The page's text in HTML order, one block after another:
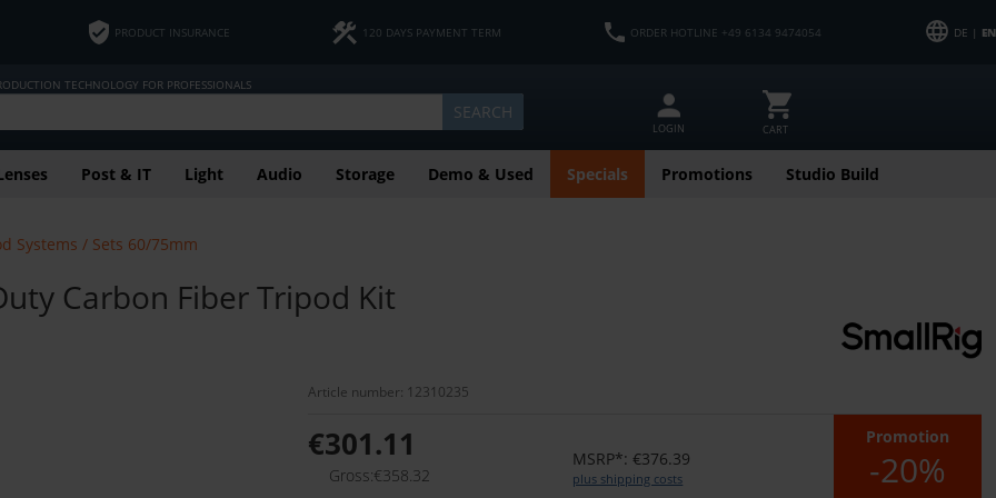
PRODUCT INSURANCE 120 DAYS PAYMENT TERM ORDER HOTLINE +49 6134 9474054 DE | EN
TECHNOLOGY FOR PROFESSIONALS
SEARCH
LOGIN CART
Post & IT Light Audio Storage Demo & Used Specials Promotions Studio Build
Systems / Sets 60/75mm
Carbon Fiber Tripod Kit
Article number: 12310235
€301.11
Gross:€358.32
MSRP*: €376.39
plus shipping costs
Promotion
-20%